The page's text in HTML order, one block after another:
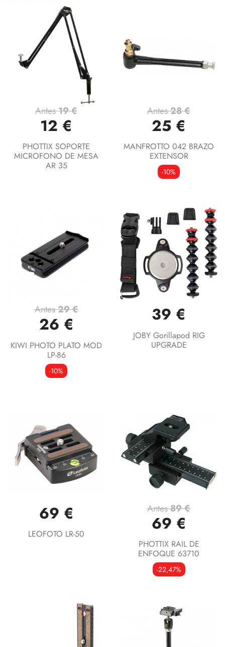
Antes19 €
12 €
PHOTTIX SOPORTE
MICROFONO DE MESA
AR 35
Antes28 €
25 €
MANFROTTO 042 BRAZO
EXTENSOR
-10%
Antes29 €
26 €
KIWI PHOTO PLATO MOD
LP-86
-10%
39 €
JOBY Gorillapod RIG
UPGRADE
69 €
LEOFOTO LR-50
Antes89 €
69 €
PHOTTIX RAIL DE
ENFOQUE 63710
-22,47%